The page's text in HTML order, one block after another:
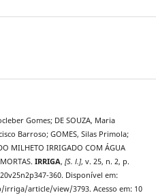
Gomes; DE SOUZA, Maria
Barroso; GOMES, Silas Primola;
MILHETO IRRIGADO COM ÁGUA
IRRIGA, [S. l.], v. 25, n. 2, p.
360. Disponível em:
article/view/3793. Acesso em: 10